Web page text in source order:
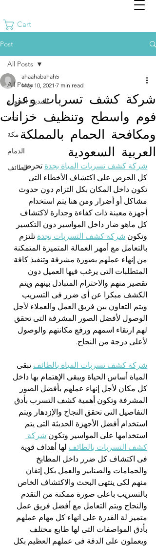
Cart
Post
All Posts
المدينة المنورة
جدة
مكة
الدمام
الطائف
All Posts
شركة كشف تسربات وعزل
فوم واسطح وتنظيف خزانات
ومكافحة الحمام بالمملكة
العربية السعودية
ahaahabahah5
May 10, 2021 7 min read
شركة كشف تسربات المياة بجدة تحرص
كل الحرص على اكتشاف الأخطاء التى
تكون داخل المكان بكل التزام دون حدوث
مشاكل أو أضرار ومن هنا يتم استخدام
أجهزة معينة ذات كفاءة وجدارة لاكتشاف
كل ماهو ضار داخل المواسير دون التكسير
وتكون شركة كشف التسربات بجدة تلتزم
بالتعامل مع أمهر العمالة المتميزة المتمكنة
من إنهاء عملهم بصورة مشرفة وتنفيذ كافة
المتطلبات التى يرغب فيها العميل دون
تقصير منهم والاحترام المتبادل بينهم ويتم
الكشف مبكرا عن أى ضرر فى التسريب
ويتم التعاون بين فريق العمل والعملاء لأجل
الوصول لأفضل الصور المشرفة التى تحقق
لهم ارتقاء اسمهم ورفع مكانتهم والوصول
لأعلى درجة من النجاح.
شركة كشف تسربات المياة بالطائف تبقى
المياة أساس الحياة ويبقى الإهتمام بها داخل
كل مكان لأجل إنهاء عملهم بأفضل الصور
المشرفة وتكون أهمية كشف التسرب بأدق
التفاصيل التى تحقق النجاح والإزدهار ويتم
استخدام أفضل الأجهزة الحديثة التى يتم
استخدامها على المواسير وتكون شركة
كشف التسربات بالطائف لها أهداف قوية
فى اكتشاف كل ضرر داخل المطابخ
والحمامات والصنابير والعمل بكل إتقان
منهم لكى ينتهى البحث والاكتشاف الخاص
بالتسريب باعلى صورة ممكنة من التقدم
والنجاح ويتم التعامل مع أفضل فريق عمل
متميز لة القدرة على انهاء كل مهام عملهم
بأدق المواصفات التى لها طابع مختلف
ويعملون على الدقة فى عملهم العظيم بكل